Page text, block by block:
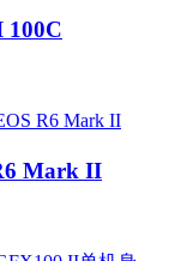
100C
Mark II